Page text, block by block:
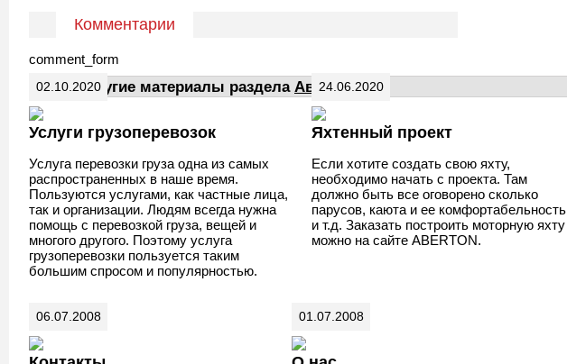
Комментарии
comment_form
Другие материалы раздела АвтоДела
02.10.2020
Услуги грузоперевозок
Услуга перевозки груза одна из самых
распространенных в наше время.
Пользуются услугами, как частные лица,
так и организации. Людям всегда нужна
помощь с перевозкой груза, вещей и
многого другого. Поэтому услуга
грузоперевозки пользуется таким
большим спросом и популярностью.
24.06.2020
Яхтенный проект
Если хотите создать свою яхту,
необходимо начать с проекта. Там
должно быть все оговорено сколько
парусов, каюта и ее комфортабельность
и т.д. Заказать построить моторную яхту
можно на сайте ABERTON.
06.07.2008 01.07.2008